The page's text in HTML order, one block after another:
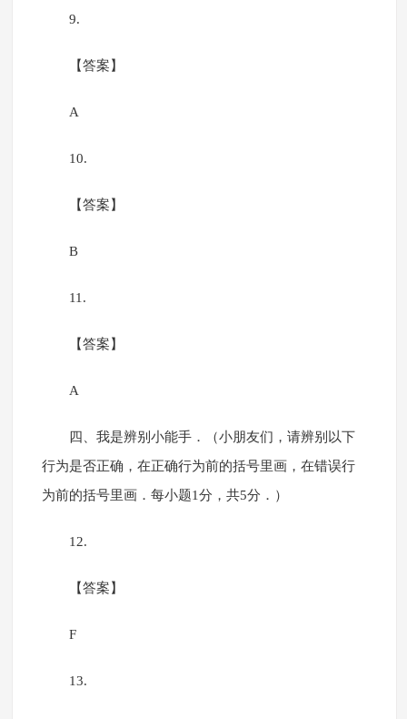
9.
【答案】
A
10.
【答案】
B
11.
【答案】
A
四、我是辨别小能手．（小朋友们，请辨别以下
行为是否正确，在正确行为前的括号里画，在错误行
为前的括号里画．每小题1分，共5分．）
12.
【答案】
F
13.